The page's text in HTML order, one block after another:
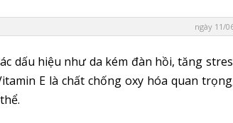
ngày 11/
dấu hiệu như da kém đàn hồi, tăng
E là chất chống oxy hóa quan